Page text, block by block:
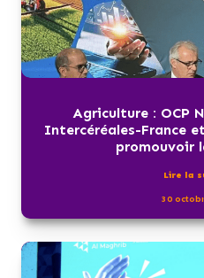
Agriculture : OCP
Intercéréales-France
promouvoir
Lire la
30